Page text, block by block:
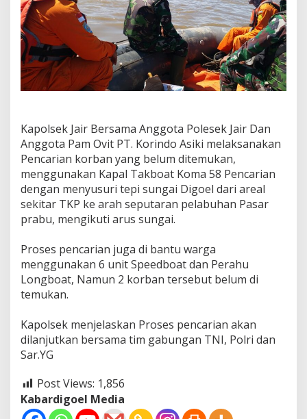
Kapolsek Jair Bersama Anggota Polesek Jair Dan
Anggota Pam Ovit PT. Korindo Asiki melaksanakan
Pencarian korban yang belum ditemukan,
menggunakan Kapal Takboat Koma 58 Pencarian
dengan menyusuri tepi sungai Digoel dari areal
sekitar TKP ke arah seputaran pelabuhan Pasar
prabu, mengikuti arus sungai.
Proses pencarian juga di bantu warga
menggunakan 6 unit Speedboat dan Perahu
Longboat, Namun 2 korban tersebut belum di
temukan.
Kapolsek menjelaskan Proses pencarian akan
dilanjutkan bersama tim gabungan TNI, Polri dan
Sar.YG
Post Views: 1,856
Kabardigoel Media